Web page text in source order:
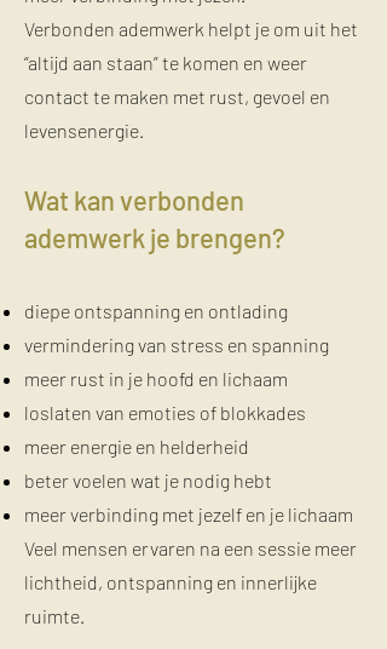
Verbonden ademwerk helpt je om uit het
“altijd aan staan” te komen en weer
contact te maken met rust, gevoel en
levensenergie.
Wat kan verbonden
ademwerk je brengen?
diepe ontspanning en ontlading
vermindering van stress en spanning
meer rust in je hoofd en lichaam
loslaten van emoties of blokkades
meer energie en helderheid
beter voelen wat je nodig hebt
meer verbinding met jezelf en je lichaam
Veel mensen ervaren na een sessie meer
lichtheid, ontspanning en innerlijke
ruimte.